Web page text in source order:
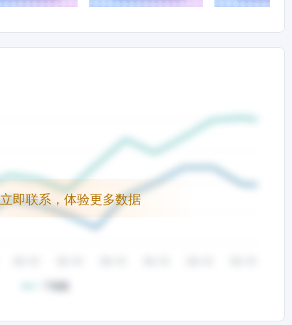
立即联系，体验更多数据